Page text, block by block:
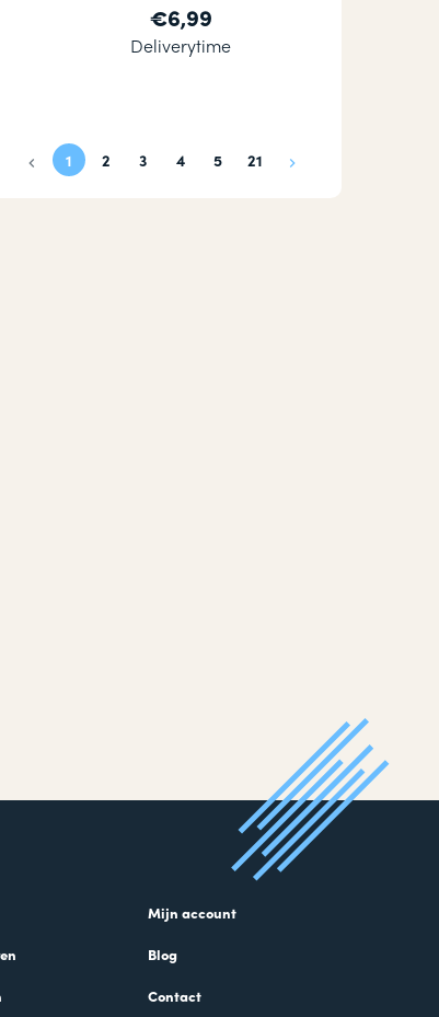
€6,99
Deliverytime
1 2 3 4 5 21
Mijn account
Blog
Contact